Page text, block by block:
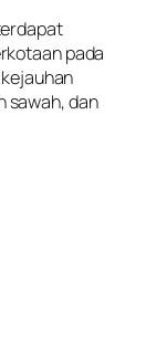
pada
sawah, dan